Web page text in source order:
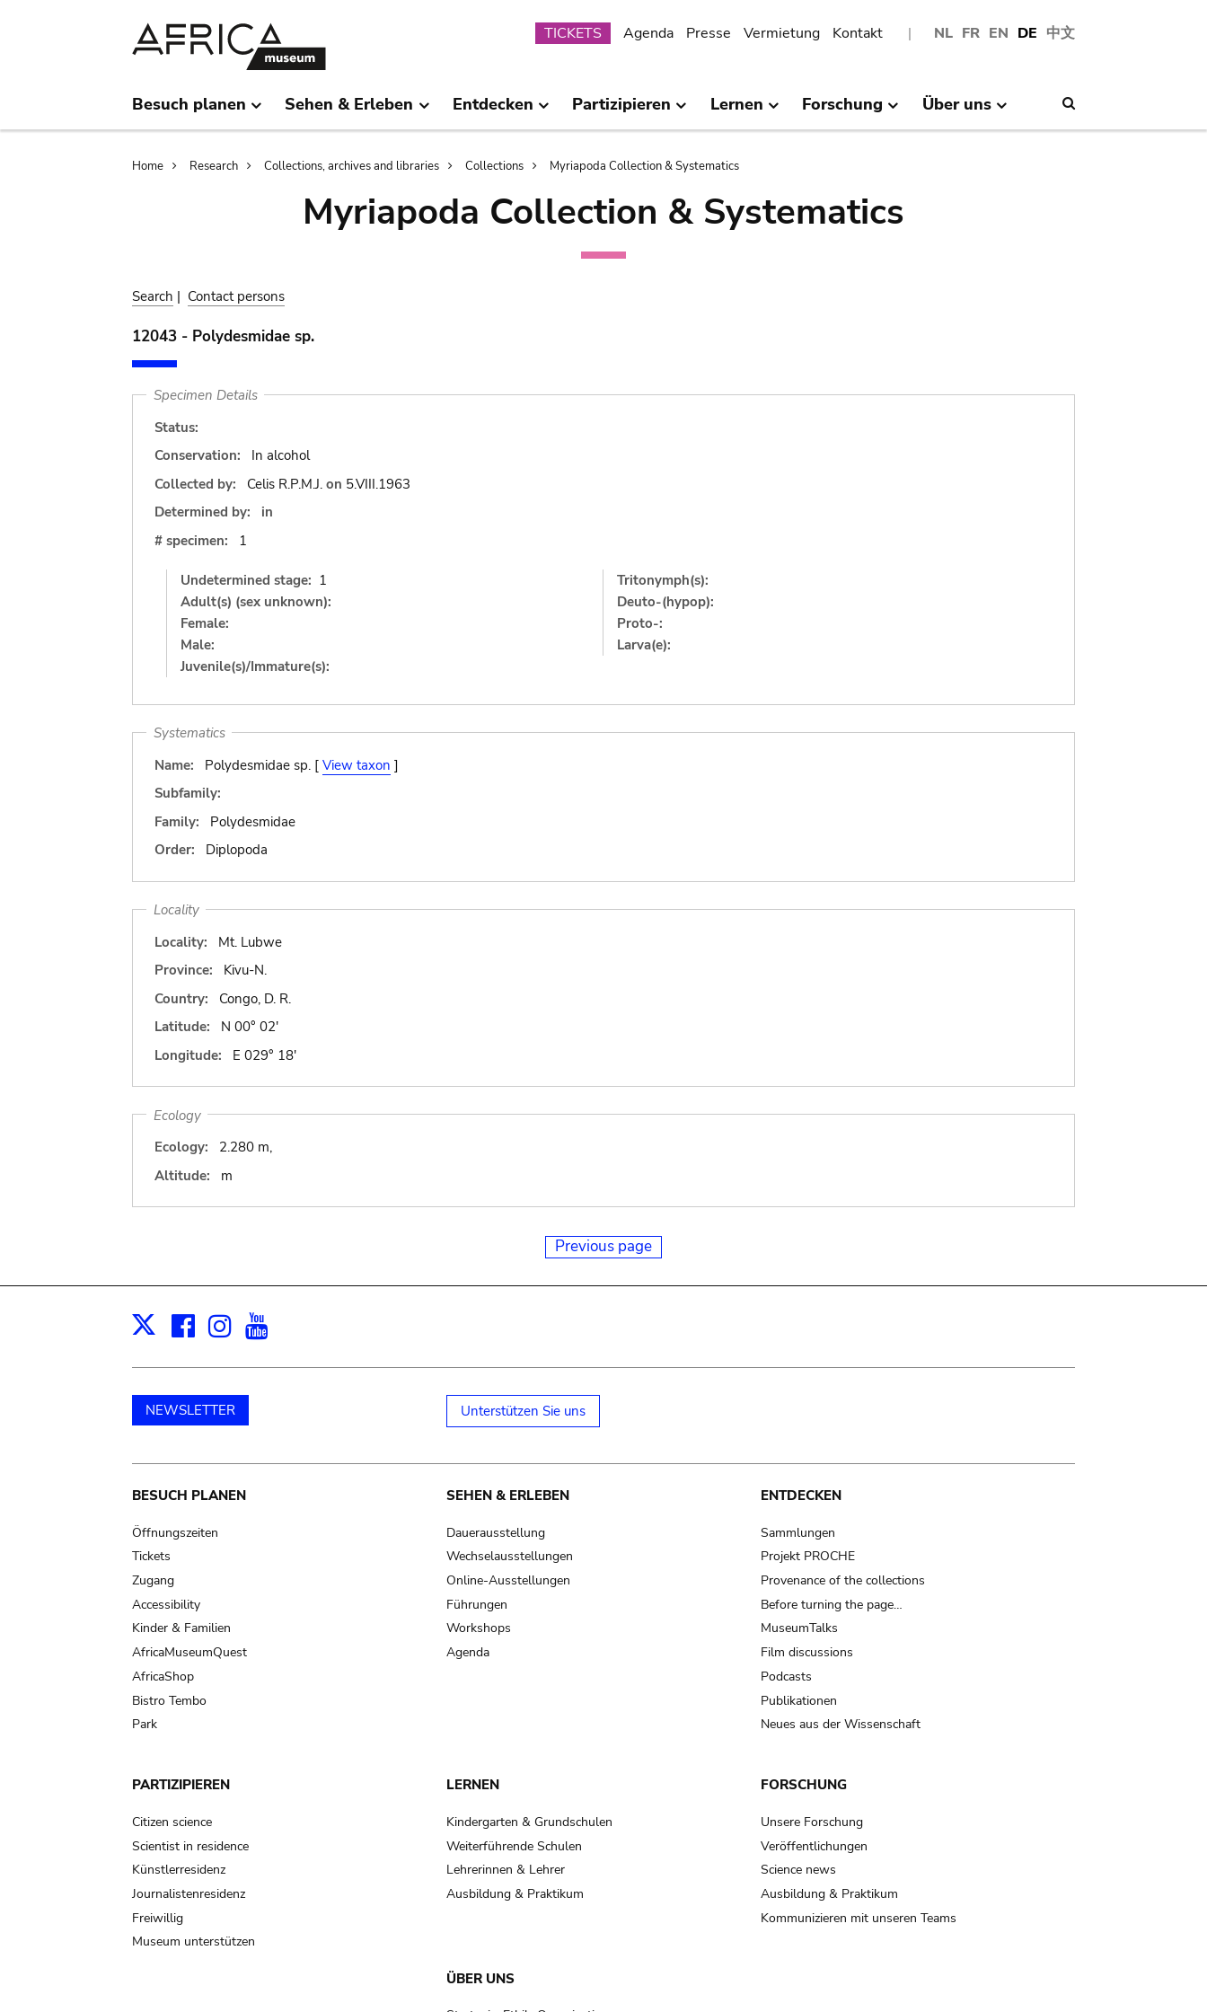
NL FR EN DE 中文
Submenu
TICKETS Agenda Presse Vermietung Kontakt
Besuch planen Sehen & Erleben Entdecken Partizipieren Lernen Forschung Über uns
Breadcrumb
Home Research Collections, archives and libraries Collections Myriapoda Collection & Systematics
Myriapoda Collection & Systematics
Search | Contact persons
12043 - Polydesmidae sp.
Specimen Details
Status:
Conservation:
In alcohol
Collected by:
Celis R.P.M.J. on 5.VIII.1963
Determined by:
in
# specimen:
1
Undetermined stage: 1
Adult(s) (sex unknown):
Female:
Male:
Juvenile(s)/Immature(s):
Tritonymph(s):
Deuto-(hypop):
Proto-:
Larva(e):
Systematics
Name:
Polydesmidae sp. [ View taxon ]
Subfamily:
Family:
Polydesmidae
Order:
Diplopoda
Locality
Locality:
Mt. Lubwe
Province:
Kivu-N.
Country:
Congo, D. R.
Latitude:
N 00° 02'
Longitude:
E 029° 18'
Ecology
Ecology:
2.280 m,
Altitude:
m
Previous page
X Facebook
Instagram
NEWSLETTER Unterstützen Sie uns
Main
navigation
BESUCH PLANEN
Öffnungszeiten
Tickets
Zugang
Accessibility
Kinder & Familien
AfricaMuseumQuest
AfricaShop
Bistro Tembo
Park
SEHEN & ERLEBEN
Dauerausstellung
Wechselausstellungen
Online-Ausstellungen
Führungen
Workshops
Agenda
ENTDECKEN
Sammlungen
Projekt PROCHE
Provenance of the collections
Before turning the page…
MuseumTalks
Film discussions
Podcasts
Publikationen
Neues aus der Wissenschaft
PARTIZIPIEREN
Citizen science
Scientist in residence
Künstlerresidenz
Journalistenresidenz
Freiwillig
Museum unterstützen
LERNEN
Kindergarten & Grundschulen
Weiterführende Schulen
Lehrerinnen & Lehrer
Ausbildung & Praktikum
FORSCHUNG
Unsere Forschung
Veröffentlichungen
Science news
Ausbildung & Praktikum
Kommunizieren mit unseren Teams
ÜBER UNS